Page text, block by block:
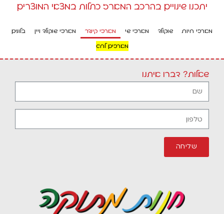
יתכנו שינויים בהרכב המארז כתלות במצאי המוצרים
מארזי חיות שוקולד מארזי שי מארזי קינדר מארזי שוקולד ויין
בלונים
מארזים לחג
שאלות? דברו איתנו
שליחה